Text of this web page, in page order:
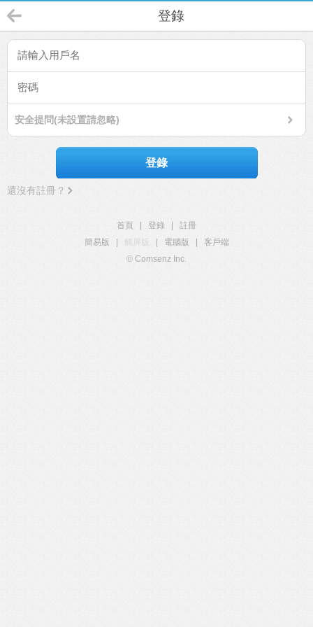
登錄
安全提問(未設置請忽略)
登錄
還沒有註冊？
首頁 登錄
註冊
簡易版
觸屏版 電腦版
客戶端
© Comsenz Inc.